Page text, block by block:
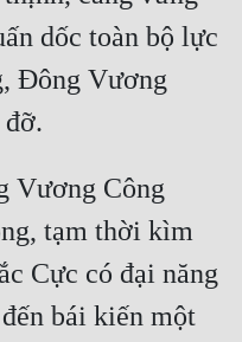
dốc toàn bộ lực
Đông Vương
Vương Công
tạm thời kìm
Cực có đại năng
bái kiến một